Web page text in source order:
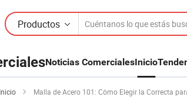
Productos
Noticias ComercialesInicio
en
Inicio Malla de Acero 101: Cómo Elegir la Correcta